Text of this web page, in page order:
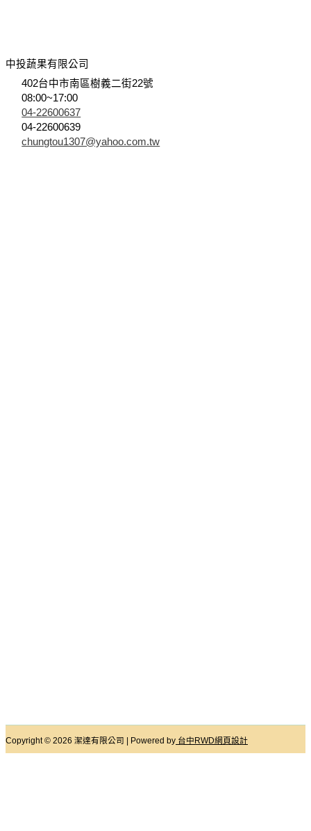
中投蔬果有限公司
402台中市南區樹義二街22號
08:00~17:00
04-22600637
04-22600639
chungtou1307@yahoo.com.tw
Copyright © 2026 潔達有限公司 | Powered by 台中RWD網頁設計